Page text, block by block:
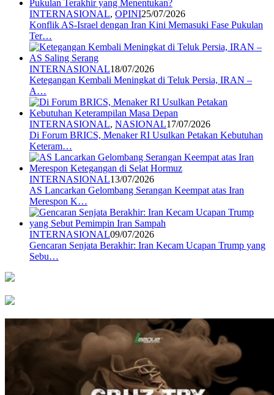
INTERNASIONAL, OPINI25/07/2026
Konflik AS-Israel dengan Iran Kini Memasuki Fase Pukulan
Ter…
INTERNASIONAL18/07/2026
Ketegangan Kembali Meningkat di Teluk Persia, IRAN –
A…
INTERNASIONAL, NASIONAL17/07/2026
Di Forum BRICS, Menaker RI Usulkan Petakan Kebutuhan
Keteram…
INTERNASIONAL13/07/2026
AS Lancarkan Gelombang Serangan Keempat atas Iran
Merespon K…
INTERNASIONAL09/07/2026
Gencaran Senjata Berakhir: Iran Kecam Ucapan Trump yang
Sebu…